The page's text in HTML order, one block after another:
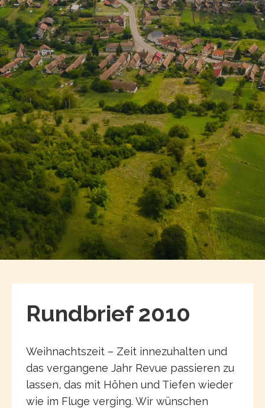
Rundbrief 2010
Weihnachtszeit – Zeit innezuhalten und
das vergangene Jahr Revue passieren zu
lassen, das mit Höhen und Tiefen wieder
wie im Fluge verging. Wir wünschen